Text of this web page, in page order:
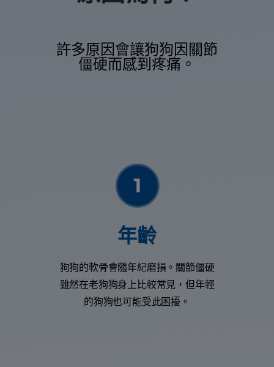
許多原因會讓狗狗因關節
僵硬而感到疼痛。
年齡
狗狗的軟骨會隨年紀磨損。關節僵硬
雖然在老狗狗身上比較常見，但年輕
的狗狗也可能受此困擾。